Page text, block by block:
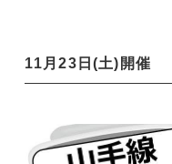
11月23日(土)開催